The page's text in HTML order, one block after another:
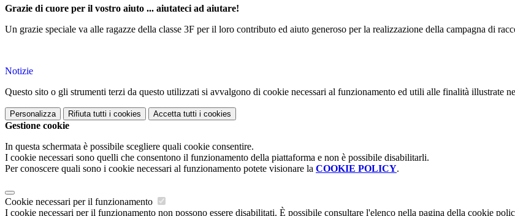
Grazie di cuore per il vostro aiuto ... aiutateci ad aiutare!
Un grazie speciale va alle ragazze della classe 3F per il loro contributo ed aiuto generoso per la realizzazione della campagna di
Notizie
Questo sito o gli strumenti terzi da questo utilizzati si avvalgono di cookie necessari al funzionamento ed utili alle finalità illustrate
Personalizza Rifiuta tutti i cookies Accetta tutti i cookies
Gestione cookie
In questa schermata è possibile scegliere quali cookie consentire.
I cookie necessari sono quelli che consentono il funzionamento della piattaforma e non è possibile disabilitarli.
Per conoscere quali sono i cookie necessari al funzionamento potete visionare la COOKIE POLICY.
Cookie necessari per il funzionamento
I cookie necessari per il funzionamento non possono essere disabilitati. È possibile consultare l'elenco nella pagina della cookie